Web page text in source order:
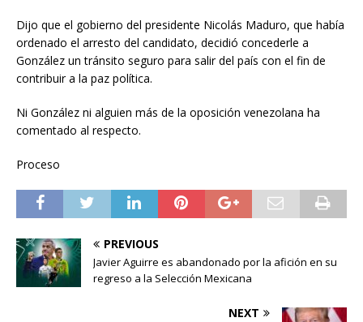
Dijo que el gobierno del presidente Nicolás Maduro, que había
ordenado el arresto del candidato, decidió concederle a
González un tránsito seguro para salir del país con el fin de
contribuir a la paz política.
Ni González ni alguien más de la oposición venezolana ha
comentado al respecto.
Proceso
PREVIOUS
Javier Aguirre es abandonado por la afición en su
regreso a la Selección Mexicana
NEXT